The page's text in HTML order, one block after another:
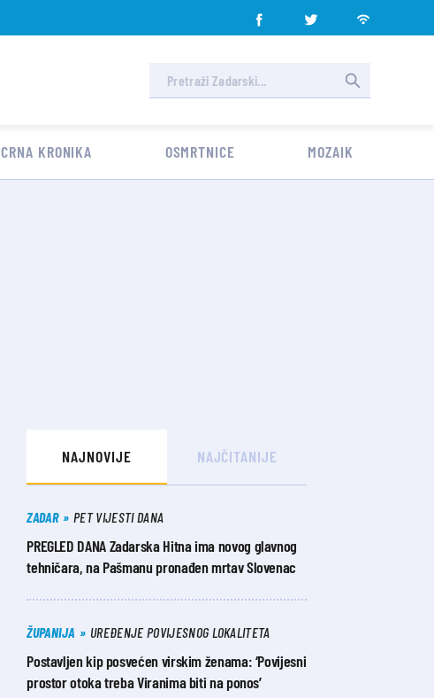
CRNA KRONIKA OSMRTNICE MOZAIK
NAJNOVIJE NAJČITANIJE
ZADAR PET VIJESTI DANA
PREGLED DANA Zadarska Hitna ima novog glavnog
tehničara, na Pašmanu pronađen mrtav Slovenac
ŽUPANIJA UREĐENJE POVIJESNOG LOKALITETA
Postavljen kip posvećen virskim ženama: ‘Povijesni
prostor otoka treba Viranima biti na ponos’